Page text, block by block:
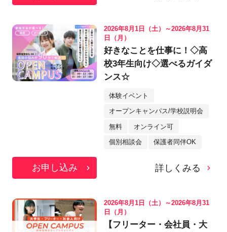
2026年8月1日（土）～2026年8月31
日（月）
好きなことを仕事に！◇高
校3年生向け◇選べるガイダ
ンス☆
体験イベント
オープンキャンパス/学校説明会
無料 オンライン可
個別相談会 保護者同伴OK
お申し込み 詳しくみる
2026年8月1日（土）～2026年8月31
日（月）
【フリーター・会社員・大